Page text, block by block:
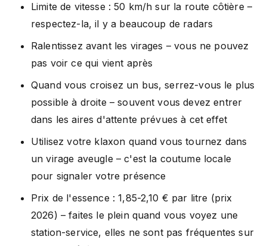
Limite de vitesse : 50 km/h sur la route côtière –
respectez-la, il y a beaucoup de radars
Ralentissez avant les virages – vous ne pouvez
pas voir ce qui vient après
Quand vous croisez un bus, serrez-vous le plus
possible à droite – souvent vous devez entrer
dans les aires d'attente prévues à cet effet
Utilisez votre klaxon quand vous tournez dans
un virage aveugle – c'est la coutume locale
pour signaler votre présence
Prix de l'essence : 1,85-2,10 € par litre (prix
2026) – faites le plein quand vous voyez une
station-service, elles ne sont pas fréquentes sur